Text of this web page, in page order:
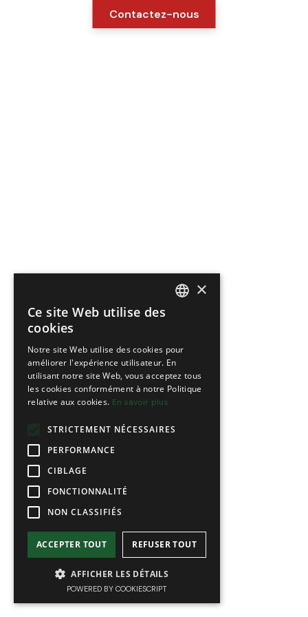
Contactez-nous
×
Ce site Web utilise des
cookies
Notre site Web utilise des cookies pour
améliorer l'expérience utilisateur. En
utilisant notre site Web, vous acceptez tous
les cookies conformément à notre Politique
relative aux cookies. En savoir plus
STRICTEMENT NÉCESSAIRES
PERFORMANCE
CIBLAGE
FONCTIONNALITÉ
NON CLASSIFIÉS
ACCEPTER TOUT REFUSER TOUT
AFFICHER LES DÉTAILS
POWERED BY COOKIESCRIPT